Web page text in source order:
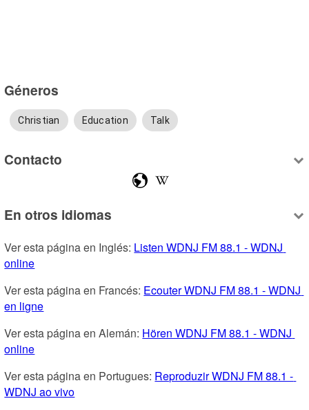
Géneros
Christian Education Talk
Contacto
En otros idiomas
Ver esta página en Inglés: Listen WDNJ FM 88.1 - WDNJ
online
Ver esta página en Francés: Ecouter WDNJ FM 88.1 - WDNJ
en ligne
Ver esta página en Alemán: Hören WDNJ FM 88.1 - WDNJ
online
Ver esta página en Portugues: Reproduzir WDNJ FM 88.1 -
WDNJ ao vivo